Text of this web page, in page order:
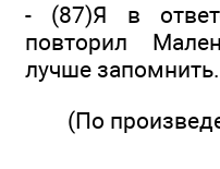
- (87)Я в
повторил
лучше запомнить.
(По